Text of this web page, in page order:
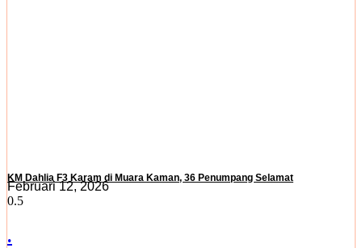
KM Dahlia F3 Karam di Muara Kaman, 36 Penumpang Selamat
Februari 12, 2026
.